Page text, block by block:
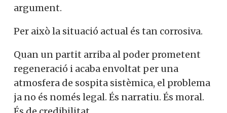
argument.
Per això la situació actual és tan corrosiva.
Quan un partit arriba al poder prometent
regeneració i acaba envoltat per una
atmosfera de sospita sistèmica, el problema
ja no és només legal. És narratiu. És moral.